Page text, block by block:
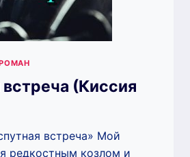
(Киссия
встреча» Мой
редкостным козлом и